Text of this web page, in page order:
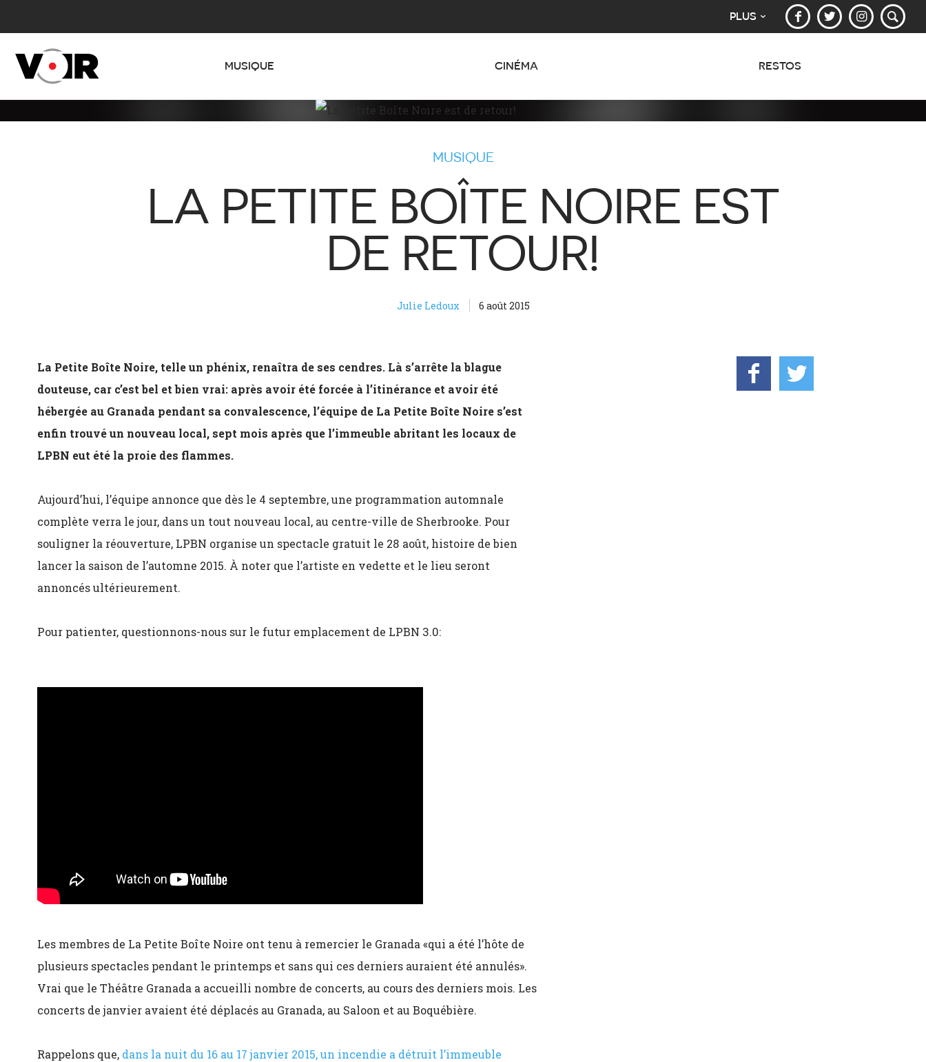
PLUS
MUSIQUE CINÉMA RESTOS
MUSIQUE
LA PETITE BOÎTE NOIRE EST
DE RETOUR!
Julie Ledoux 6 août 2015
La Petite Boîte Noire, telle un phénix, renaîtra de ses cendres. Là s’arrête la blague
douteuse, car c’est bel et bien vrai: après avoir été forcée à l’itinérance et avoir été
hébergée au Granada pendant sa convalescence, l’équipe de La Petite Boîte Noire s’est
enfin trouvé un nouveau local, sept mois après que l’immeuble abritant les locaux de
LPBN eut été la proie des flammes.
Aujourd’hui, l’équipe annonce que dès le 4 septembre, une programmation automnale
complète verra le jour, dans un tout nouveau local, au centre-ville de Sherbrooke. Pour
souligner la réouverture, LPBN organise un spectacle gratuit le 28 août, histoire de bien
lancer la saison de l’automne 2015. À noter que l’artiste en vedette et le lieu seront
annoncés ultérieurement.
Pour patienter, questionnons-nous sur le futur emplacement de LPBN 3.0:
Les membres de La Petite Boîte Noire ont tenu à remercier le Granada «qui a été l’hôte de
plusieurs spectacles pendant le printemps et sans qui ces derniers auraient été annulés».
Vrai que le Théâtre Granada a accueilli nombre de concerts, au cours des derniers mois. Les
concerts de janvier avaient été déplacés au Granada, au Saloon et au Boquébière.
Rappelons que, dans la nuit du 16 au 17 janvier 2015, un incendie a détruit l’immeuble